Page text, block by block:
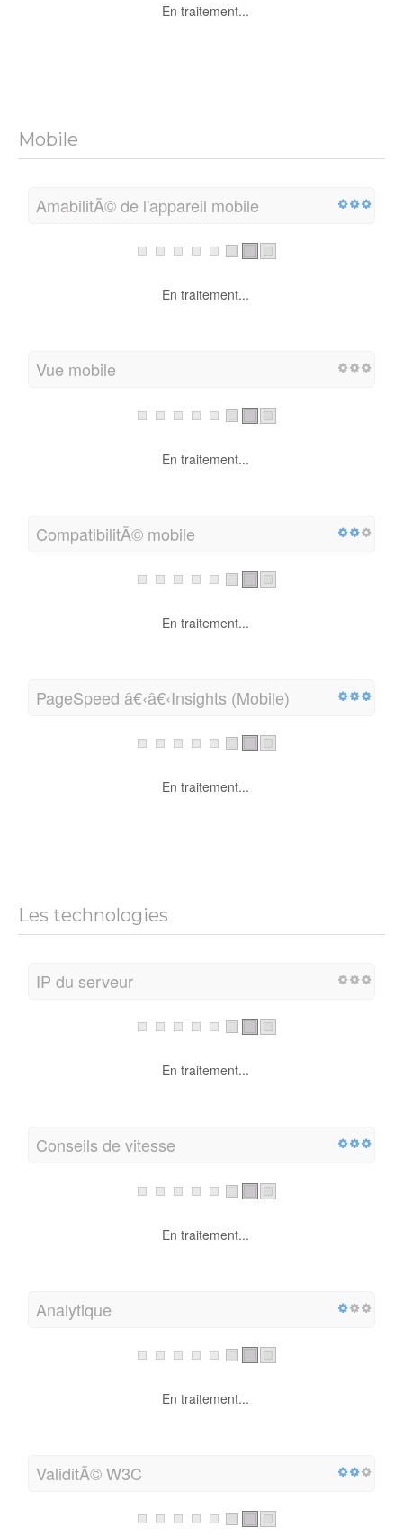
En traitement...
Mobile
AmabilitÃ© de l'appareil mobile
En traitement...
Vue mobile
En traitement...
CompatibilitÃ© mobile
En traitement...
PageSpeed â€‹â€‹Insights (Mobile)
En traitement...
Les technologies
IP du serveur
En traitement...
Conseils de vitesse
En traitement...
Analytique
En traitement...
ValiditÃ© W3C